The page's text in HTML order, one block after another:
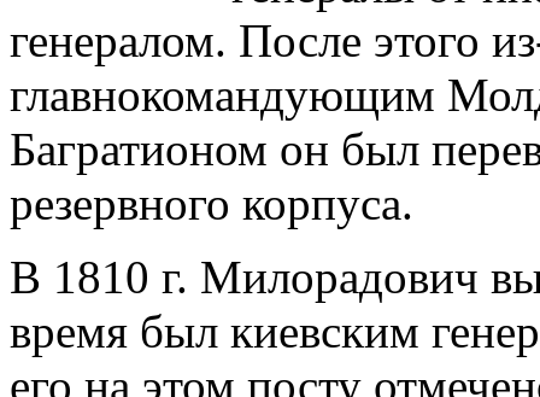
генералом. После этого
главнокомандующим
Багратионом он был
резервного корпуса.
В 1810 г. Милорадович
время был киевским
его на этом посту